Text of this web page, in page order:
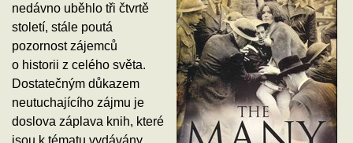
nedávno uběhlo tři čtvrtě
století, stále poutá
pozornost zájemců
o historii z celého světa.
Dostatečným důkazem
neutuchajícího zájmu je
doslova záplava knih, které
jsou k tématu vydávány.